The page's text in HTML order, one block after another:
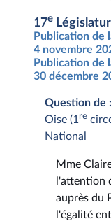
17e
Publication de
4 novembre
Publication de
30 décembre
Question de :
Oise (1 re
National
Mme
l'attention
auprès du
l'égalité